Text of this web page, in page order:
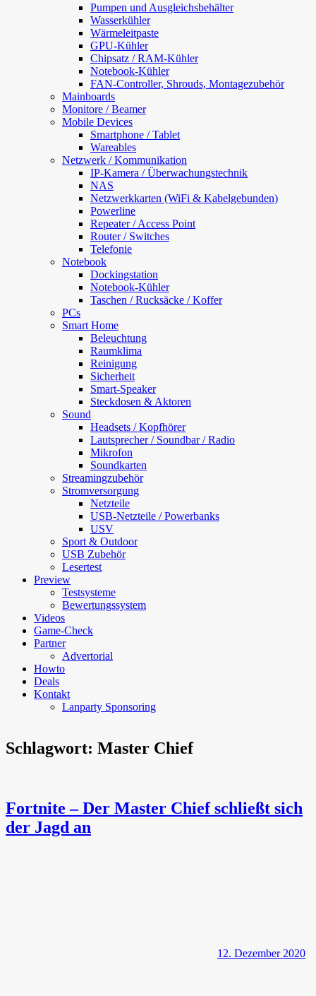
Pumpen und Ausgleichsbehälter
Wasserkühler
Wärmeleitpaste
GPU-Kühler
Chipsatz / RAM-Kühler
Notebook-Kühler
FAN-Controller, Shrouds, Montagezubehör
Mainboards
Monitore / Beamer
Mobile Devices
Smartphone / Tablet
Wareables
Netzwerk / Kommunikation
IP-Kamera / Überwachungstechnik
NAS
Netzwerkkarten (WiFi & Kabelgebunden)
Powerline
Repeater / Access Point
Router / Switches
Telefonie
Notebook
Dockingstation
Notebook-Kühler
Taschen / Rucksäcke / Koffer
PCs
Smart Home
Beleuchtung
Raumklima
Reinigung
Sicherheit
Smart-Speaker
Steckdosen & Aktoren
Sound
Headsets / Kopfhörer
Lautsprecher / Soundbar / Radio
Mikrofon
Soundkarten
Streamingzubehör
Stromversorgung
Netzteile
USB-Netzteile / Powerbanks
USV
Sport & Outdoor
USB Zubehör
Lesertest
Preview
Testsysteme
Bewertungssystem
Videos
Game-Check
Partner
Advertorial
Howto
Deals
Kontakt
Lanparty Sponsoring
Schlagwort: Master Chief
Fortnite – Der Master Chief schließt sich
der Jagd an
12. Dezember 2020